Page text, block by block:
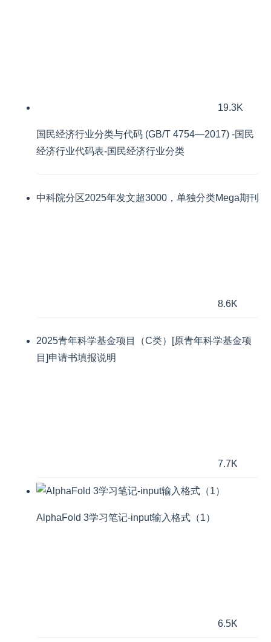
19.3K
国民经济行业分类与代码 (GB/T 4754—2017) -国民
经济行业代码表-国民经济行业分类
中科院分区2025年发文超3000，单独分类Mega期刊
8.6K
2025青年科学基金项目（C类）[原青年科学基金项
目]申请书填报说明
7.7K
AlphaFold 3学习笔记-input输入格式（1）
6.5K